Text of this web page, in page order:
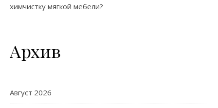
химчистку мягкой мебели?
Архив
Август 2026